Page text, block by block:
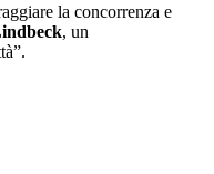
la concorrenza e
, un